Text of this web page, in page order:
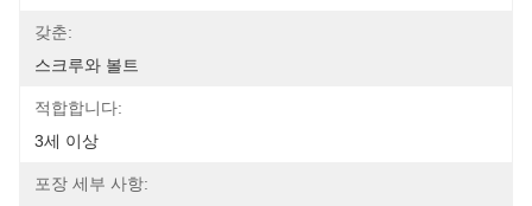
갖춘:
스크루와 볼트
적합합니다:
3세 이상
포장 세부 사항: